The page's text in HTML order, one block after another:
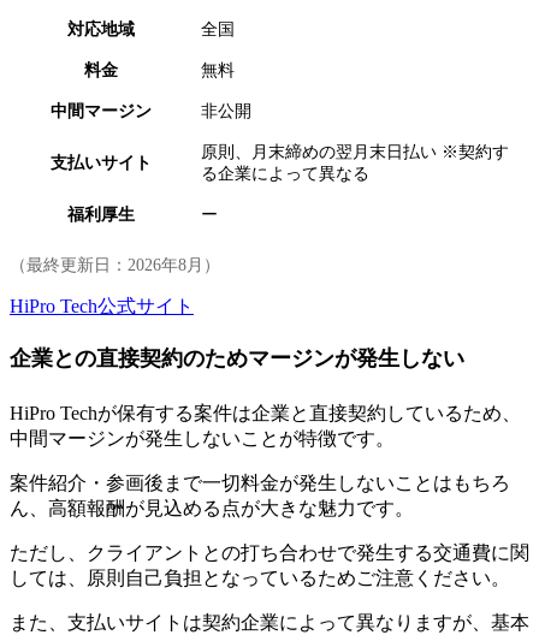
対応地域 全国
料金 無料
中間マージン 非公開
支払いサイト
原則、月末締めの翌月末日払い ※契約す
る企業によって異なる
福利厚生 ー
（最終更新日： 2026年8月 ）
HiPro Tech公式サイト
企業との直接契約のためマージンが発生しない
HiPro Techが保有する案件は企業と直接契約しているため、
中間マージンが発生しないことが特徴です。
案件紹介・参画後まで一切料金が発生しないことはもちろ
ん、高額報酬が見込める点が大きな魅力です。
ただし、クライアントとの打ち合わせで発生する交通費に関
しては、原則自己負担となっているためご注意ください。
また、支払いサイトは契約企業によって異なりますが、基本